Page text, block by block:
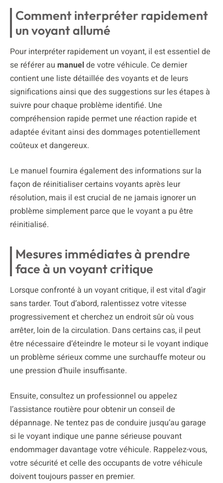
Comment interpréter rapidement
un voyant allumé
Pour interpréter rapidement un voyant, il est essentiel de
se référer au manuelde votre véhicule. Ce dernier
contient une liste détaillée des voyants et de leurs
significations ainsi que des suggestions sur les étapes à
suivre pour chaque problème identifié. Une
compréhension rapide permet une réaction rapide et
adaptée évitant ainsi des dommages potentiellement
coûteux et dangereux.
Le manuel fournira également des informations sur la
façon de réinitialiser certains voyants après leur
résolution, mais il est crucial de ne jamais ignorer un
problème simplement parce que le voyant a pu être
réinitialisé.
Mesures immédiates à prendre
face à un voyant critique
Lorsque confronté à un voyant critique, il est vital d’agir
sans tarder. Tout d’abord, ralentissez votre vitesse
progressivement et cherchez un endroit sûr où vous
arrêter, loin de la circulation. Dans certains cas, il peut
être nécessaire d’éteindre le moteur si le voyant indique
un problème sérieux comme une surchauffe moteur ou
une pression d’huile insuffisante.
Ensuite, consultez un professionnel ou appelez
l’assistance routière pour obtenir un conseil de
dépannage. Ne tentez pas de conduire jusqu’au garage
si le voyant indique une panne sérieuse pouvant
endommager davantage votre véhicule. Rappelez-vous,
votre sécurité et celle des occupants de votre véhicule
doivent toujours passer en premier.